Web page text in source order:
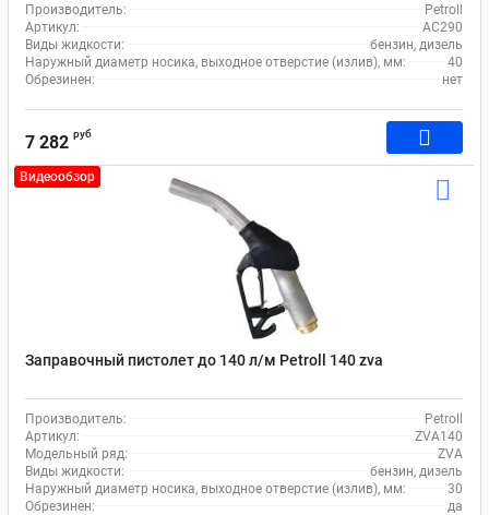
Производитель:
Petroll
Артикул:
AC290
Виды жидкости:
бензин, дизель
Наружный диаметр носика, выходное отверстие (излив), мм:
40
Обрезинен:
нет
7 282 руб
Видеообзор
Заправочный пистолет до 140 л/м Petroll 140 zva
Производитель:
Petroll
Артикул:
ZVA140
Модельный ряд:
ZVA
Виды жидкости:
бензин, дизель
Наружный диаметр носика, выходное отверстие (излив), мм:
30
Обрезинен:
да